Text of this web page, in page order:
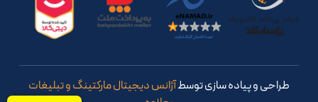
طراحی و پیاده سازی توسطآژانس دیجیتال مارکتینگ و تبلیغات